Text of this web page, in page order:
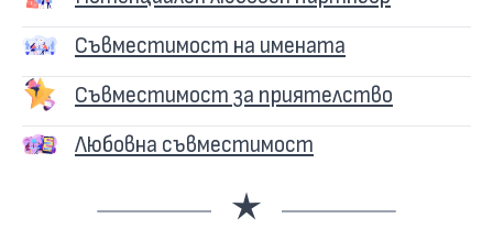
Съвместимост на имената
Съвместимост за приятелство
Любовна съвместимост